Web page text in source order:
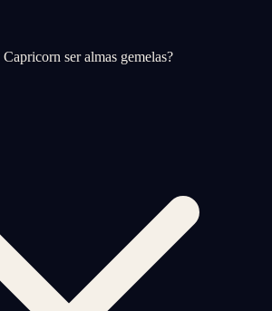
ser almas gemelas?